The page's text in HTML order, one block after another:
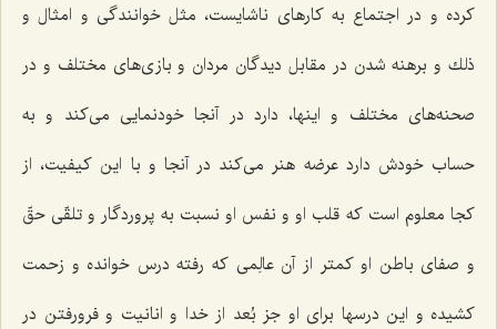
كرده و در اجتماع به كارهای ناشایست، مثل خوانندگی و امثال و
ذلك و برهنه شدن در مقابل دیدگان مردان و بازی‌های مختلف و در
صحنه‌های مختلف و اینها، دارد در آنجا خودنمایی می‌كند و به
حساب خودش دارد عرضه هنر می‌كند در آنجا و با این كیفیت، از
كجا معلوم است كه قلب او و نفس او نسبت به پروردگار و تلقّی حقّ
و صفای باطن او كمتر از آن عالِمی كه رفته درس خوانده و زحمت
كشیده و این درسها برای او جز بُعد از خدا و انانیت و فرورفتن در